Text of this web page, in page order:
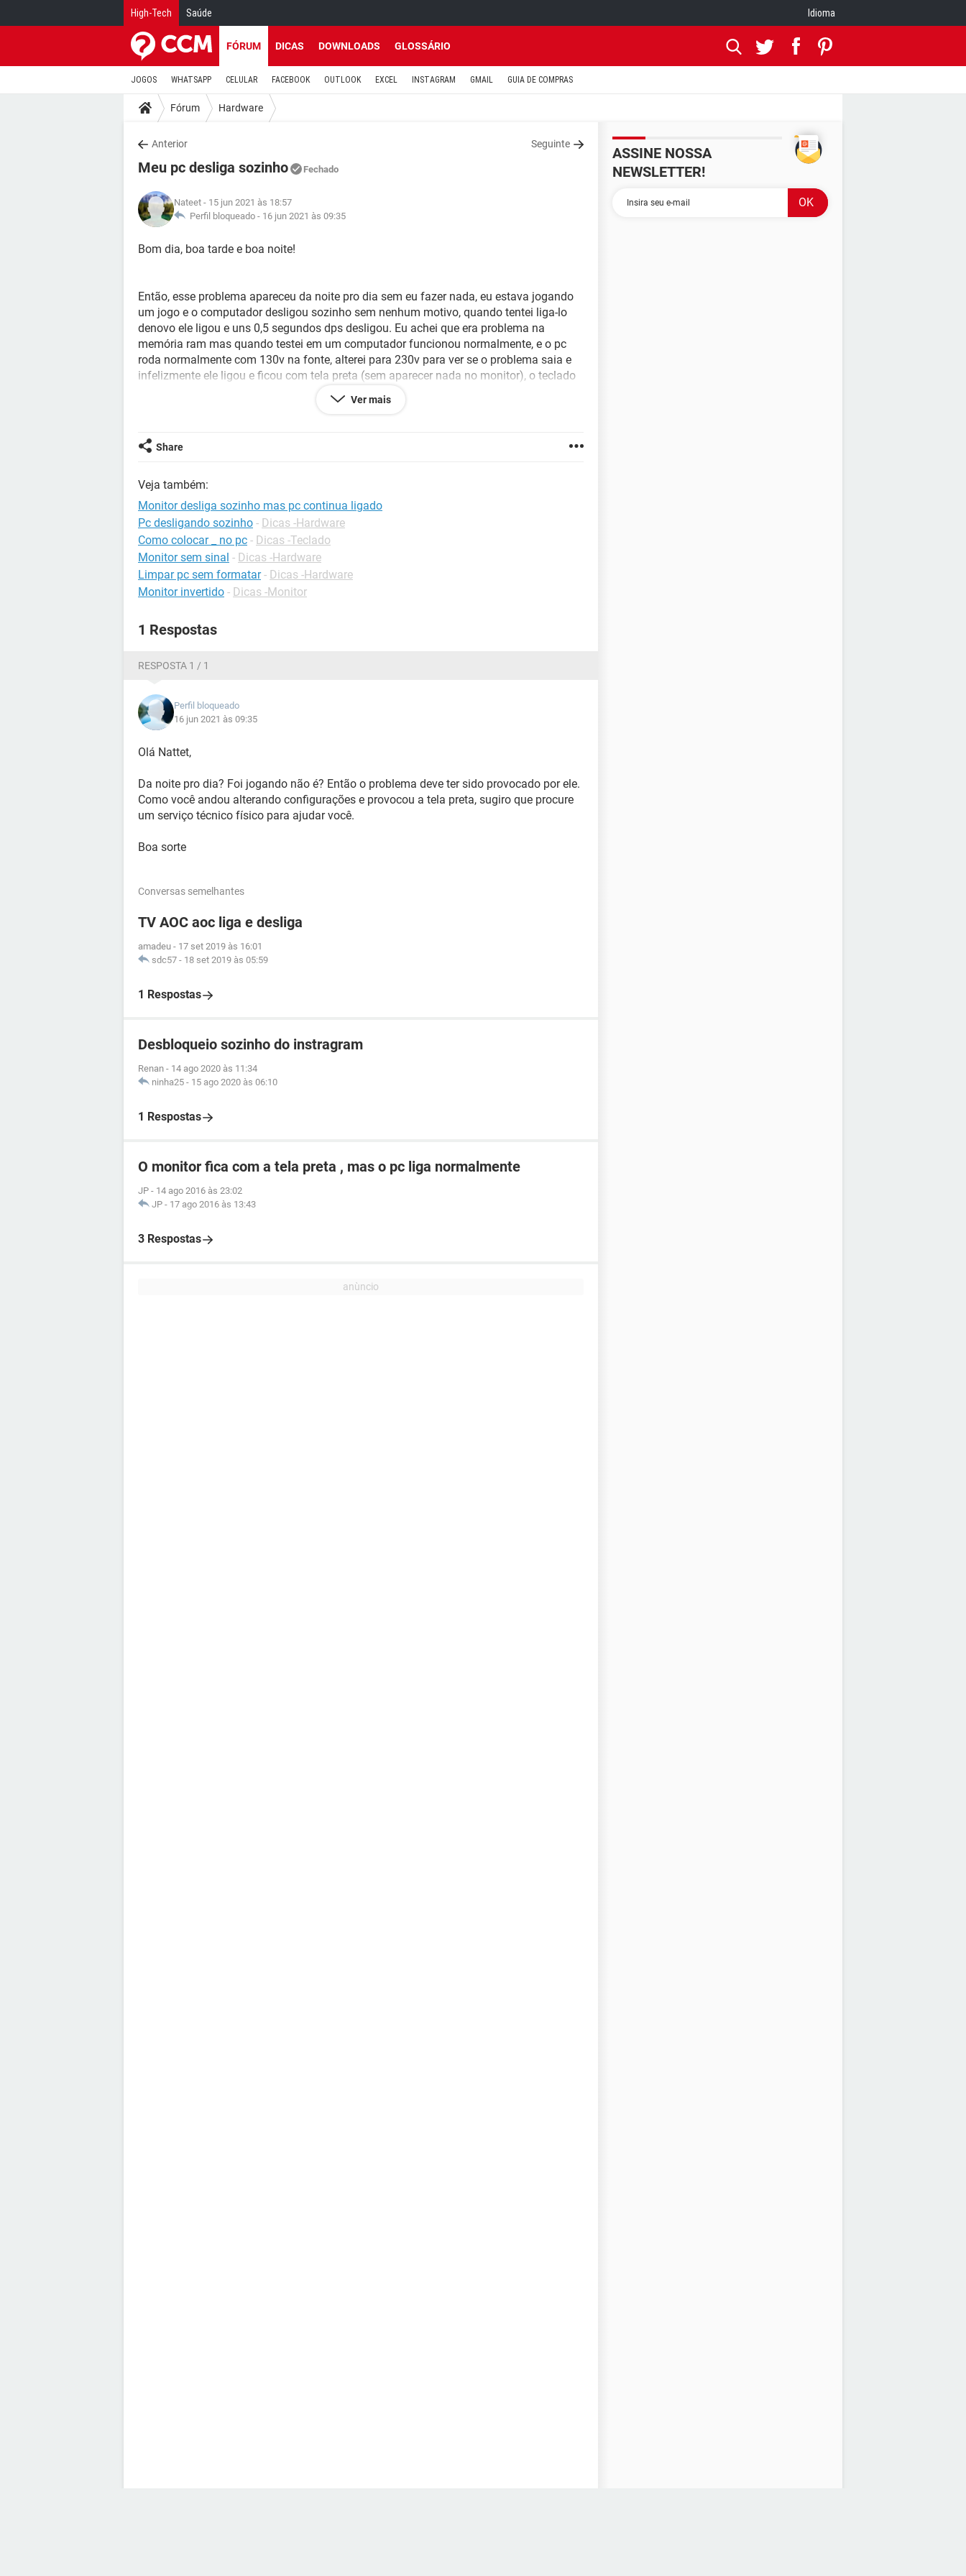
High-Tech Saúde Idioma
FÓRUM DICAS DOWNLOADS GLOSSÁRIO
JOGOS WHATSAPP CELULAR FACEBOOK OUTLOOK EXCEL INSTAGRAM GMAIL GUIA DE COMPRAS
Fórum Hardware
Anterior Seguinte
Meu pc desliga sozinho Fechado
Nateet - 15 jun 2021 às 18:57
Perfil bloqueado - 16 jun 2021 às 09:35
Bom dia, boa tarde e boa noite!
Então, esse problema apareceu da noite pro dia sem eu fazer nada, eu estava jogando
um jogo e o computador desligou sozinho sem nenhum motivo, quando tentei liga-lo
denovo ele ligou e uns 0,5 segundos dps desligou. Eu achei que era problema na
memória ram mas quando testei em um computador funcionou normalmente, e o pc
roda normalmente com 130v na fonte, alterei para 230v para ver se o problema saia e
infelizmente ele ligou e ficou com tela preta (sem aparecer nada no monitor), o teclado
normalmente, ele não fica ligando e desligando sozinho.
Não sei mais o que fazer para tentar reviver, agradeço se alguém tentar me ajudar!!
Ver mais
Share
Veja também:
Monitor desliga sozinho mas pc continua ligado
Pc desligando sozinho - Dicas -Hardware
Como colocar _ no pc - Dicas -Teclado
Monitor sem sinal - Dicas -Hardware
Limpar pc sem formatar - Dicas -Hardware
Monitor invertido - Dicas -Monitor
1 Respostas
RESPOSTA 1 / 1
Perfil bloqueado
16 jun 2021 às 09:35
Olá Nattet,
Da noite pro dia? Foi jogando não é? Então o problema deve ter sido provocado por ele.
Como você andou alterando configurações e provocou a tela preta, sugiro que procure
um serviço técnico físico para ajudar você.
Boa sorte
Conversas semelhantes
TV AOC aoc liga e desliga
amadeu - 17 set 2019 às 16:01
sdc57 - 18 set 2019 às 05:59
1 Respostas
Desbloqueio sozinho do instragram
Renan - 14 ago 2020 às 11:34
ninha25 - 15 ago 2020 às 06:10
1 Respostas
O monitor fica com a tela preta , mas o pc liga normalmente
JP - 14 ago 2016 às 23:02
JP - 17 ago 2016 às 13:43
3 Respostas
ASSINE NOSSA
NEWSLETTER!